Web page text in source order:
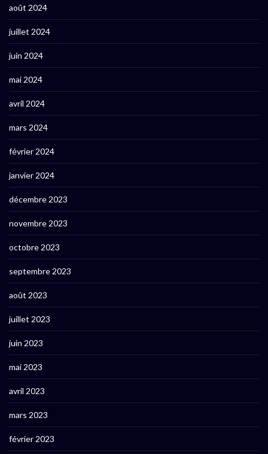
août 2024
juillet 2024
juin 2024
mai 2024
avril 2024
mars 2024
février 2024
janvier 2024
décembre 2023
novembre 2023
octobre 2023
septembre 2023
août 2023
juillet 2023
juin 2023
mai 2023
avril 2023
mars 2023
février 2023